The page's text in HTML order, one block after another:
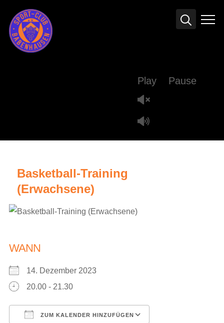
Info
Play Pause
Basketball-Training
(Erwachsene)
WANN
14. Dezember 2023
20.00 - 21.30
ZUM KALENDER HINZUFÜGEN